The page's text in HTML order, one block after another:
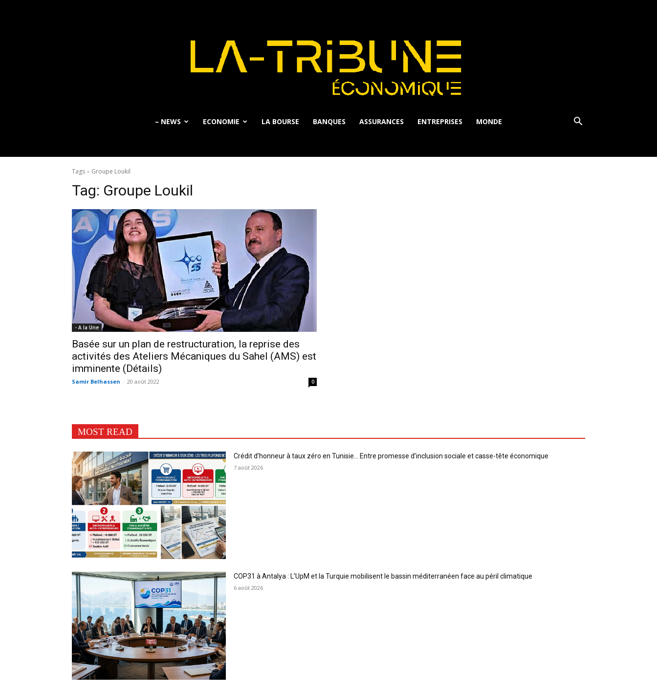
– NEWS ECONOMIE LA BOURSE BANQUES ASSURANCES ENTREPRISES MONDE
Tags Groupe Loukil
Tag: Groupe Loukil
- A la Une
Basée sur un plan de restructuration, la reprise des
activités des Ateliers Mécaniques du Sahel (AMS) est
imminente (Détails)
Samir Belhassen - 20 août 2022 0
MOST READ
Crédit d’honneur à taux zéro en Tunisie… Entre promesse d’inclusion sociale et casse-tête économique
7 août 2026
COP31 à Antalya : L’UpM et la Turquie mobilisent le bassin méditerranéen face au péril climatique
6 août 2026